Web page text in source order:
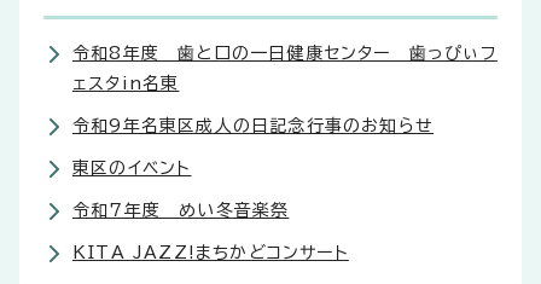
令和8年度 歯と口の一日健康センター 歯っぴぃフ
ェスタin名東
令和9年名東区成人の日記念行事のお知らせ
東区のイベント
令和7年度 めい冬音楽祭
KITA JAZZ!まちかどコンサート